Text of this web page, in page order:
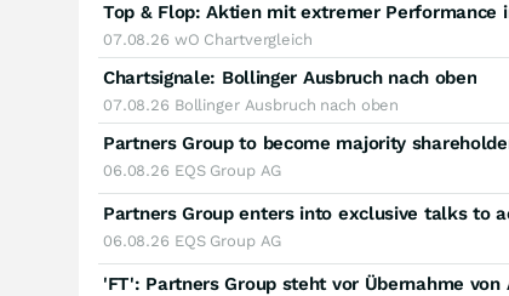
Top & Flop: Aktien mit extremer Performance
07.08.26 wO Chartvergleich
Chartsignale: Bollinger Ausbruch nach oben
07.08.26 Bollinger Ausbruch nach oben
06.08.26 EQS Group AG
06.08.26 EQS Group AG
'FT': Partners Group steht vor Übernahme